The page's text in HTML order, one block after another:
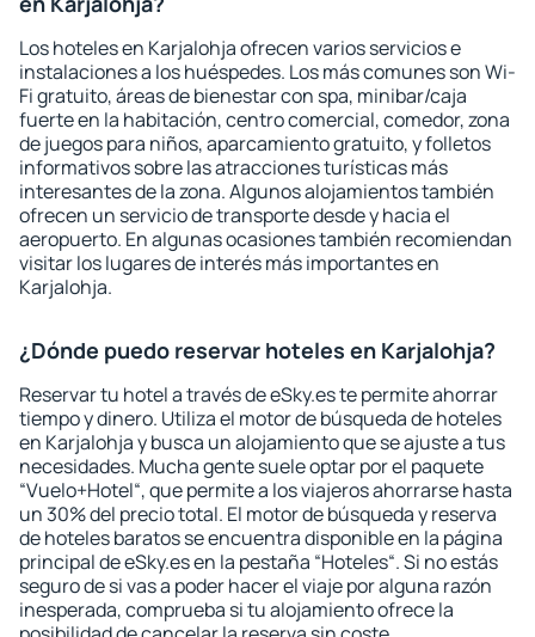
Los hoteles en Karjalohja ofrecen varios servicios e
instalaciones a los huéspedes. Los más comunes son Wi-
Fi gratuito, áreas de bienestar con spa, minibar/caja
fuerte en la habitación, centro comercial, comedor, zona
de juegos para niños, aparcamiento gratuito, y folletos
informativos sobre las atracciones turísticas más
interesantes de la zona. Algunos alojamientos también
ofrecen un servicio de transporte desde y hacia el
aeropuerto. En algunas ocasiones también recomiendan
visitar los lugares de interés más importantes en
Karjalohja.
¿Dónde puedo reservar hoteles en Karjalohja?
Reservar tu hotel a través de eSky.es te permite ahorrar
tiempo y dinero. Utiliza el motor de búsqueda de hoteles
en Karjalohja y busca un alojamiento que se ajuste a tus
necesidades. Mucha gente suele optar por el paquete
“Vuelo+Hotel“, que permite a los viajeros ahorrarse hasta
un 30% del precio total. El motor de búsqueda y reserva
de hoteles baratos se encuentra disponible en la página
principal de eSky.es en la pestaña “Hoteles“. Si no estás
seguro de si vas a poder hacer el viaje por alguna razón
inesperada, comprueba si tu alojamiento ofrece la